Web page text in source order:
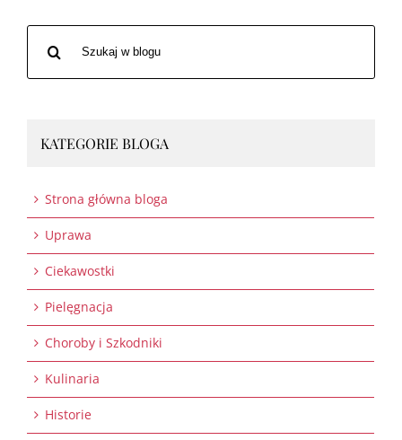
Szukaj
KATEGORIE BLOGA
Strona główna bloga
Uprawa
Ciekawostki
Pielęgnacja
Choroby i Szkodniki
Kulinaria
Historie